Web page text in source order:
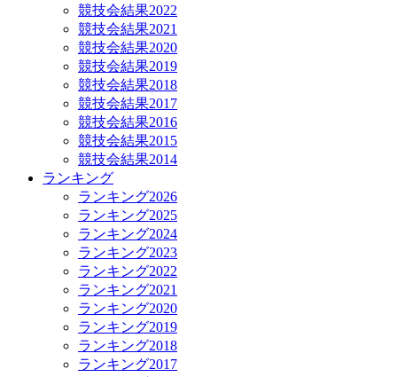
競技会結果2022
競技会結果2021
競技会結果2020
競技会結果2019
競技会結果2018
競技会結果2017
競技会結果2016
競技会結果2015
競技会結果2014
ランキング
ランキング2026
ランキング2025
ランキング2024
ランキング2023
ランキング2022
ランキング2021
ランキング2020
ランキング2019
ランキング2018
ランキング2017